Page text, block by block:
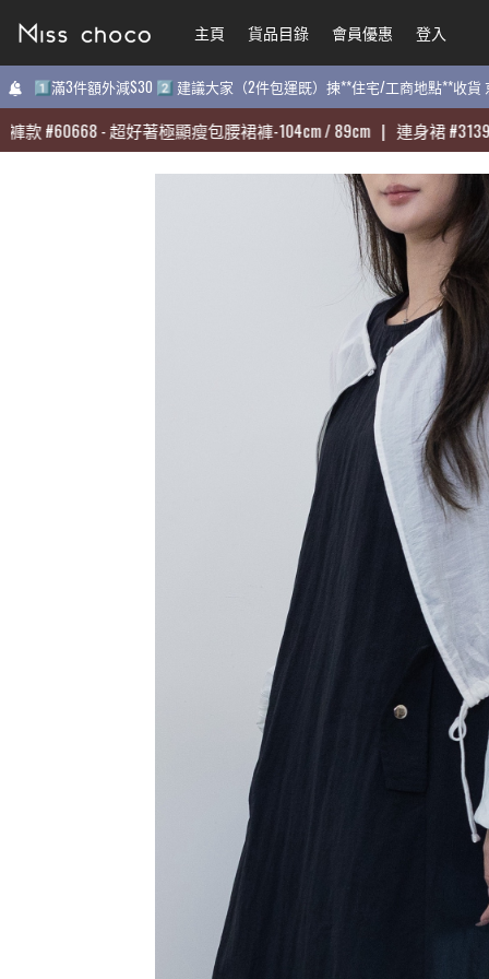
主頁 貨品目錄 會員優惠 登入
1️⃣滿3件額外減$30 2️⃣ 建議大家（2件包運既）揀**住宅/工商地點**收
60668-超好著極顯瘦包腰裙褲-104cm / 89cm | 連身裙#31398-質
主頁 貨品目錄 會員優惠 登入
1️⃣滿3件額外減$30 2️⃣ 建議大家（2件包運既）揀**住宅/工商地點**收
60668-超好著極顯瘦包腰裙褲-104cm / 89cm | 連身裙#31398-質